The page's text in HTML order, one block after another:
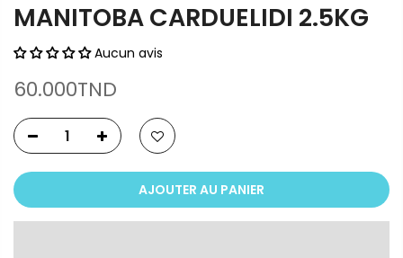
MANITOBA CARDUELIDI 2.5KG
Aucun avis
60.000TND
AJOUTER AU PANIER